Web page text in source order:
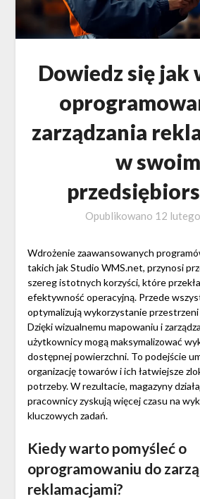
Dowiedz się jak
zarządzania
w swoim
Opublikowano 12
Wdrożenie zaawansowanych
takich jak Studio WMS.net, przynosi
szereg istotnych korzyści, które
efektywność operacyjną. Przede
optymalizują wykorzystanie przestrzeni
Dzięki wizualnemu mapowaniu i
użytkownicy mogą maksymalizować
dostępnej powierzchni. To podejście
organizację towarów i ich łatwiejsze
potrzeby. W rezultacie, magazyny
pracownicy zyskują więcej czasu na
kluczowych zadań.
Kiedy warto pomyśleć o
oprogramowaniu do
reklamacjami?